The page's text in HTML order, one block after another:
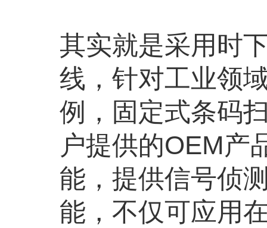
其实就是采用时
线，针对工业领
例，固定式条码
户提供的OEM产
能，提供信号侦
能，不仅可应用